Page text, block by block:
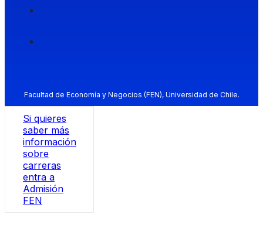
Facultad de Economía y Negocios (FEN), Universidad de Chile.
Si quieres
saber más
información
sobre
carreras
entra a
Admisión
FEN